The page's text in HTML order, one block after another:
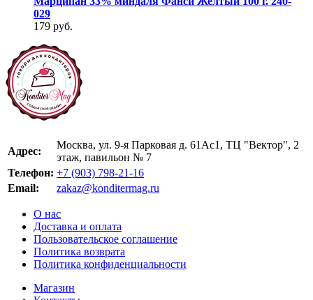
029
179 руб.
Адрес:
Москва, ул. 9-я Парковая д. 61Ас1, ТЦ "Вектор", 2
этаж, павильон № 7
Телефон: +7 (903) 798-21-16
Email:
zakaz@konditermag.ru
О нас
Доставка и оплата
Пользовательское соглашение
Политика возврата
Политика конфиденциальности
Магазин